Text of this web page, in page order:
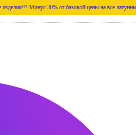
Минус 30% от базовой цены на все латунные